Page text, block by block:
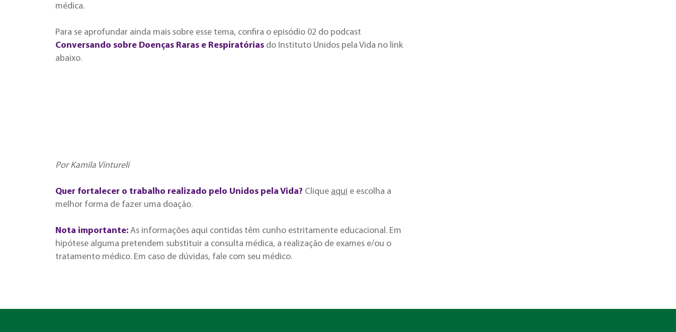
médica.
Para se aprofundar ainda mais sobre esse tema, confira o episódio 02 do podcast
Conversando sobre Doenças Raras e Respiratórias do Instituto Unidos pela Vida no link
abaixo.
Por Kamila Vintureli
Quer fortalecer o trabalho realizado pelo Unidos pela Vida? Clique aqui e escolha a
melhor forma de fazer uma doação.
Nota importante: As informações aqui contidas têm cunho estritamente educacional. Em
hipótese alguma pretendem substituir a consulta médica, a realização de exames e/ou o
tratamento médico. Em caso de dúvidas, fale com seu médico.